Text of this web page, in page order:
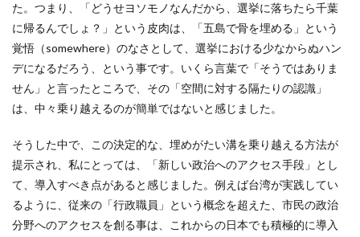
た。つまり、「どうせヨソモノなんだから、選挙に落ちたら千葉
に帰るんでしょ？」という皮肉は、「五島で骨を埋める」という
覚悟（somewhere）のなさとして、選挙における少なからぬハン
デになるだろう、という事です。いくら言葉で「そうではありま
せん」と言ったところで、その「空間に対する隔たりの認識」
は、中々乗り越えるのが簡単ではないと感じました。
そうした中で、この決定的な、埋めがたい溝を乗り越える方法が
提示され、私にとっては、「新しい政治へのアクセス手段」とし
て、導入すべき点があると感じました。例えば台湾が実践してい
るように、従来の「行政職員」という概念を超えた、市民の政治
分野へのアクセスを創る事は、これからの日本でも積極的に導入